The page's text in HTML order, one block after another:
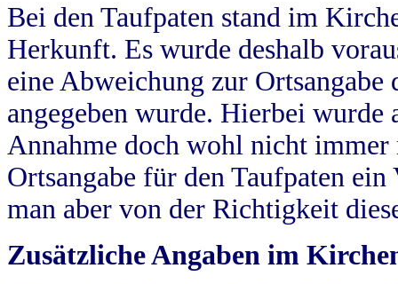
Bei den Taufpaten stand im
Herkunft. Es wurde deshalb
eine Abweichung zur
angegeben wurde. Hierbei wurde
Annahme doch wohl nicht
Ortsangabe für den Taufpaten
man aber von der Richtigkeit
Zusätzliche Angaben im